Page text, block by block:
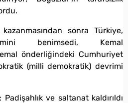
kazanmasından sonra Türkiye,
benimsedi, Kemal
önderliğindeki Cumhuriyet
(milli demokratik) devrimi
ve saltanat kaldırıldı